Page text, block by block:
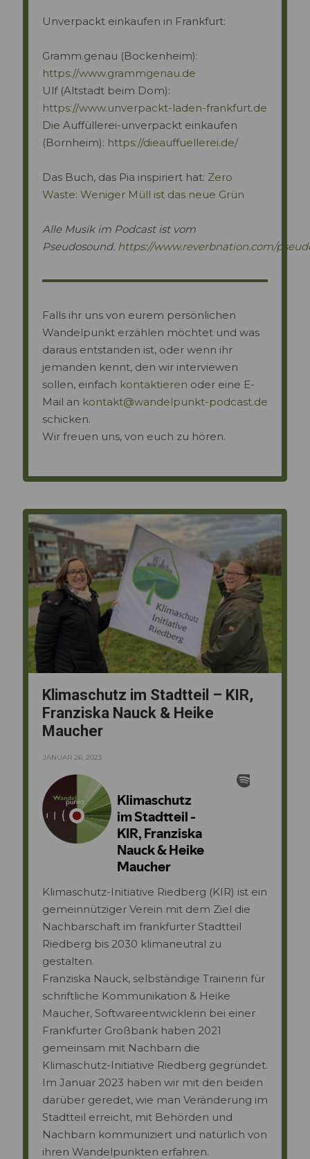
Unverpackt einkaufen in Frankfurt:
Gramm.genau (Bockenheim):
https://www.grammgenau.de
Ulf (Altstadt beim Dom):
https://www.unverpackt-laden-frankfurt.de
Die Auffüllerei-unverpackt einkaufen
(Bornheim): https://dieauffuellerei.de/
Das Buch, das Pia inspiriert hat: Zero
Waste: Weniger Müll ist das neue Grün
Alle Musik im Podcast ist vom
Pseudosound. https://www.reverbnation.com/
Falls ihr uns von eurem persönlichen
Wandelpunkt erzählen möchtet und was
daraus entstanden ist, oder wenn ihr
jemanden kennt, den wir interviewen
sollen, einfach kontaktieren oder eine E-
Mail an kontakt@wandelpunkt-podcast.de
schicken.
Wir freuen uns, von euch zu hören.
Klimaschutz im Stadtteil – KIR,
Franziska Nauck & Heike
Maucher
JANUAR 26, 2023
Klimaschutz-Initiative Riedberg (KIR) ist ein
gemeinnütziger Verein mit dem Ziel die
Nachbarschaft im frankfurter Stadtteil
Riedberg bis 2030 klimaneutral zu
gestalten.
Franziska Nauck, selbständige Trainerin für
schriftliche Kommunikation & Heike
Maucher, Softwareentwicklerin bei einer
Frankfurter Großbank haben 2021
gemeinsam mit Nachbarn die
Klimaschutz-Initiative Riedberg gegründet.
Im Januar 2023 haben wir mit den beiden
darüber geredet, wie man Veränderung im
Stadtteil erreicht, mit Behörden und
Nachbarn kommuniziert und natürlich von
ihren Wandelpunkten erfahren.